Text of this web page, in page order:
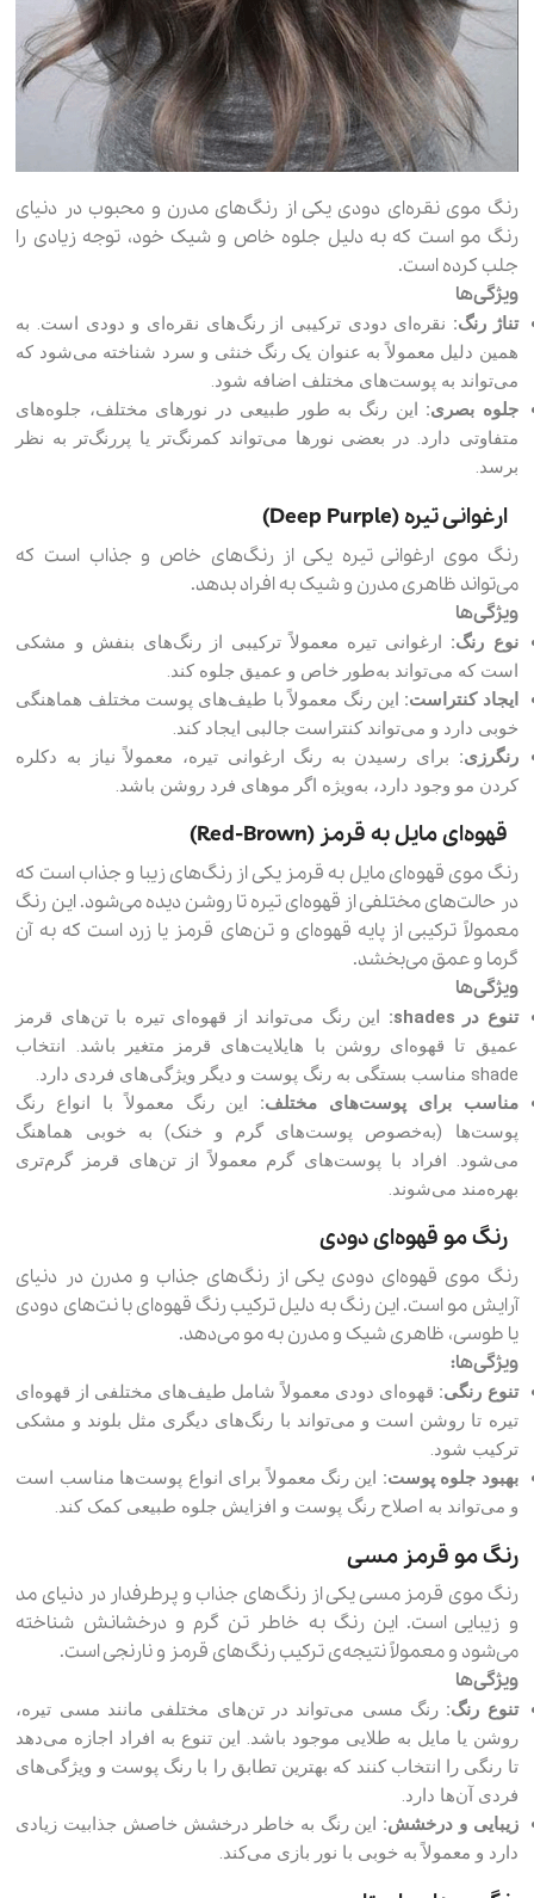
رنگ موی نقره‌ای دودی یکی از رنگ‌های مدرن و محبوب در دنیای
رنگ مو است که به دلیل جلوه خاص و شیک خود، توجه زیادی را
جلب کرده است.
ویژگی‌ها
تناژ رنگ:نقره‌ای دودی ترکیبی از رنگ‌های نقره‌ای و دودی است. به
همین دلیل معمولاً به عنوان یک رنگ خنثی و سرد شناخته می‌شود که
می‌تواند به پوست‌های مختلف اضافه شود.
جلوه بصری:این رنگ به طور طبیعی در نورهای مختلف، جلوه‌های
متفاوتی دارد. در بعضی نورها می‌تواند کمرنگ‌تر یا پررنگ‌تر به نظر
برسد.
ارغوانی تیره (Deep Purple)
رنگ موی ارغوانی تیره یکی از رنگ‌های خاص و جذاب است که
می‌تواند ظاهری مدرن و شیک به افراد بدهد.
ویژگی‌ها
نوع رنگ:ارغوانی تیره معمولاً ترکیبی از رنگ‌های بنفش و مشکی
است که می‌تواند به‌طور خاص و عمیق جلوه کند.
ایجاد کنتراست:این رنگ معمولاً با طیف‌های پوست مختلف هماهنگی
خوبی دارد و می‌تواند کنتراست جالبی ایجاد کند.
رنگرزی:برای رسیدن به رنگ ارغوانی تیره، معمولاً نیاز به دکلره
کردن مو وجود دارد، به‌ویژه اگر موهای فرد روشن‌ باشد.
قهوه‌ای مایل به قرمز (Red-Brown)
رنگ موی قهوه‌ای مایل به قرمز یکی از رنگ‌های زیبا و جذاب است که
در حالت‌های مختلفی از قهوه‌ای تیره تا روشن دیده می‌شود. این رنگ
معمولاً ترکیبی از پایه قهوه‌ای و تن‌های قرمز یا زرد است که به آن
گرما و عمق می‌بخشد.
ویژگی‌ها
تنوع در shades:
این رنگ می‌تواند از قهوه‌ای تیره با تن‌های قرمز
عمیق تا قهوه‌ای روشن با هایلایت‌های قرمز متغیر باشد. انتخاب
shade مناسب بستگی به رنگ پوست و دیگر ویژگی‌های فردی دارد.
مناسب برای پوست‌های مختلف:این رنگ معمولاً با انواع رنگ
پوست‌ها (به‌خصوص پوست‌های گرم و خنک) به خوبی هماهنگ
می‌شود. افراد با پوست‌های گرم معمولاً از تن‌های قرمز گرم‌تری
بهره‌مند می‌شوند.
رنگ مو قهوه‌ای دودی
رنگ موی قهوه‌ای دودی یکی از رنگ‌های جذاب و مدرن در دنیای
آرایش مو است. این رنگ به دلیل ترکیب رنگ قهوه‌ای با نت‌های دودی
یا طوسی، ظاهری شیک و مدرن به مو می‌دهد.
ویژگی‌ها:
تنوع رنگی:قهوه‌ای دودی معمولاً شامل طیف‌های مختلفی از قهوه‌ای
تیره تا روشن است و می‌تواند با رنگ‌های دیگری مثل بلوند و مشکی
ترکیب شود.
بهبود جلوه پوست:این رنگ معمولاً برای انواع پوست‌ها مناسب است
و می‌تواند به اصلاح رنگ پوست و افزایش جلوه طبیعی کمک کند.
رنگ مو قرمز مسی
رنگ موی قرمز مسی یکی از رنگ‌های جذاب و پرطرفدار در دنیای مد
و زیبایی است. این رنگ به خاطر تن گرم و درخشانش شناخته
می‌شود و معمولاً نتیجه‌ی ترکیب رنگ‌های قرمز و نارنجی است.
ویژگی‌ها
تنوع رنگ:رنگ مسی می‌تواند در تن‌های مختلفی مانند مسی تیره،
روشن یا مایل به طلایی موجود باشد. این تنوع به افراد اجازه می‌دهد
تا رنگی را انتخاب کنند که بهترین تطابق را با رنگ پوست و ویژگی‌های
فردی آن‌ها دارد.
زیبایی و درخشش:این رنگ به خاطر درخشش خاصش جذابیت زیادی
دارد و معمولاً به خوبی با نور بازی می‌کند.